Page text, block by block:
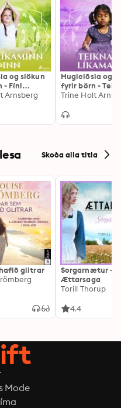
og slökun
- Fíni
Arnsberg
Hugleiðsla og
fyrir börn -
líkamann
Trine Holt
Skoða alla titla
glitrar
Sorgarnætur -
Ættarsaga
Torill Thorup
4.4
Mode